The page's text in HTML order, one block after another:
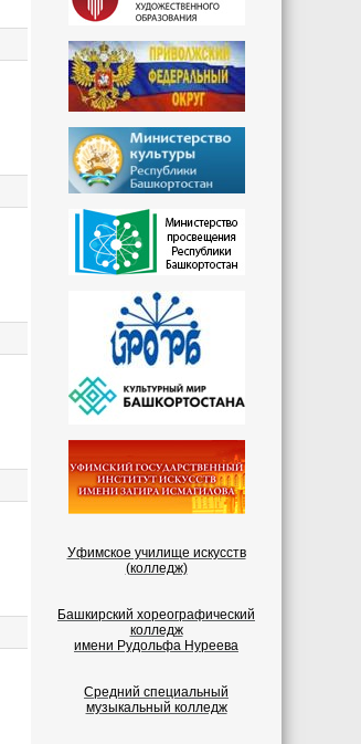
Уфимское училище искусств
(колледж)
Башкирский хореографический
колледж
имени Рудольфа Нуреева
Средний специальный
музыкальный колледж